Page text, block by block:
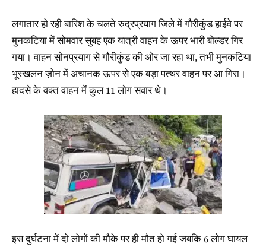
लगातार हो रही बारिश के चलते रुद्रप्रयाग जिले में गौरीकुंड हाईवे पर
मुनकटिया में सोमवार सुबह एक यात्री वाहन के ऊपर भारी बोल्डर गिर
गया। वाहन सोनप्रयाग से गौरीकुंड की ओर जा रहा था, तभी मुनकटिया
भूस्खलन ज़ोन में अचानक ऊपर से एक बड़ा पत्थर वाहन पर आ गिरा।
हादसे के वक्त वाहन में कुल 11 लोग सवार थे।
इस दुर्घटना में दो लोगों की मौके पर ही मौत हो गई जबकि 6 लोग घायल